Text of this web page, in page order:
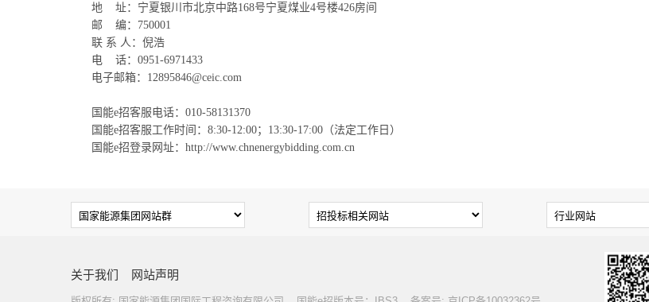
地
址：宁夏银川市北京中路168号宁夏煤业4号楼426房间
邮
编：750001
联 系 人：倪浩
电
话：0951-6971433
电子邮箱：12895846@ceic.com
国能e招客服电话：010-58131370
国能e招客服工作时间：8:30-12:00；13:30-17:00（法定工作日）
国能e招登录网址：http://www.chnenergybidding.com.cn
关于我们 网站声明